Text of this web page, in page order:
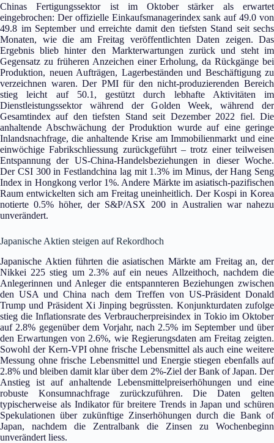
Chinas Fertigungssektor ist im Oktober stärker als erwartet
eingebrochen: Der offizielle Einkaufsmanagerindex sank auf 49.0 von
49.8 im September und erreichte damit den tiefsten Stand seit sechs
Monaten, wie die am Freitag veröffentlichten Daten zeigen. Das
Ergebnis blieb hinter den Markterwartungen zurück und steht im
Gegensatz zu früheren Anzeichen einer Erholung, da Rückgänge bei
Produktion, neuen Aufträgen, Lagerbeständen und Beschäftigung zu
verzeichnen waren. Der PMI für den nicht-produzierenden Bereich
stieg leicht auf 50.1, gestützt durch lebhafte Aktivitäten im
Dienstleistungssektor während der Golden Week, während der
Gesamtindex auf den tiefsten Stand seit Dezember 2022 fiel. Die
anhaltende Abschwächung der Produktion wurde auf eine geringe
Inlandsnachfrage, die anhaltende Krise am Immobilienmarkt und eine
einwöchige Fabrikschliessung zurückgeführt – trotz einer teilweisen
Entspannung der US-China-Handelsbeziehungen in dieser Woche.
Der CSI 300 in Festlandchina lag mit 1.3% im Minus, der Hang Seng
Index in Hongkong verlor 1%. Andere Märkte im asiatisch-pazifischen
Raum entwickelten sich am Freitag uneinheitlich. Der Kospi in Korea
notierte 0.5% höher, der S&P/ASX 200 in Australien war nahezu
unverändert.
Japanische Aktien steigen auf Rekordhoch
Japanische Aktien führten die asiatischen Märkte am Freitag an, der
Nikkei 225 stieg um 2.3% auf ein neues Allzeithoch, nachdem die
Anlegerinnen und Anleger die entspannteren Beziehungen zwischen
den USA und China nach dem Treffen von US-Präsident Donald
Trump und Präsident Xi Jinping begrüssten. Konjunkturdaten zufolge
stieg die Inflationsrate des Verbraucherpreisindex in Tokio im Oktober
auf 2.8% gegenüber dem Vorjahr, nach 2.5% im September und über
den Erwartungen von 2.6%, wie Regierungsdaten am Freitag zeigten.
Sowohl der Kern-VPI ohne frische Lebensmittel als auch eine weitere
Messung ohne frische Lebensmittel und Energie stiegen ebenfalls auf
2.8% und bleiben damit klar über dem 2%-Ziel der Bank of Japan. Der
Anstieg ist auf anhaltende Lebensmittelpreiserhöhungen und eine
robuste Konsumnachfrage zurückzuführen. Die Daten gelten
typischerweise als Indikator für breitere Trends in Japan und schüren
Spekulationen über zukünftige Zinserhöhungen durch die Bank of
Japan, nachdem die Zentralbank die Zinsen zu Wochenbeginn
unverändert liess.